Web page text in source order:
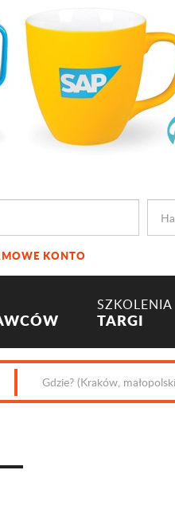
KONTO
SZKOLENIA
TARGI